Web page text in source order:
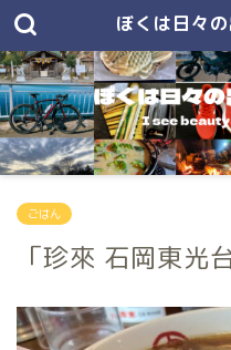
ぼくは日々
ごはん
「珍來 石岡東光